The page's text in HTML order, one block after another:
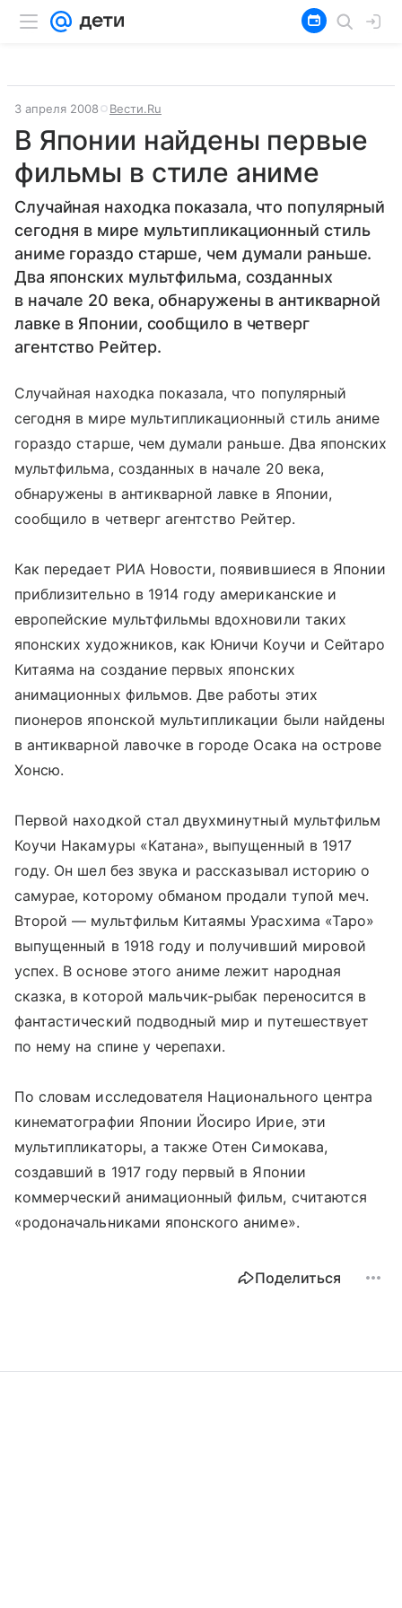
3 апреля 2008 Вести.Ru
В Японии найдены первые
фильмы в стиле аниме
Случайная находка показала, что популярный
сегодня в мире мультипликационный стиль
аниме гораздо старше, чем думали раньше.
Два японских мультфильма, созданных
в начале 20 века, обнаружены в антикварной
лавке в Японии, сообщило в четверг
агентство Рейтер.
Случайная находка показала, что популярный
сегодня в мире мультипликационный стиль аниме
гораздо старше, чем думали раньше. Два японских
мультфильма, созданных в начале 20 века,
обнаружены в антикварной лавке в Японии,
сообщило в четверг агентство Рейтер.
Как передает РИА Новости, появившиеся в Японии
приблизительно в 1914 году американские и
европейские мультфильмы вдохновили таких
японских художников, как Юничи Коучи и Сейтаро
Китаяма на создание первых японских
анимационных фильмов. Две работы этих
пионеров японской мультипликации были найдены
в антикварной лавочке в городе Осака на острове
Хонсю.
Первой находкой стал двухминутный мультфильм
Коучи Накамуры «Катана», выпущенный в 1917
году. Он шел без звука и рассказывал историю о
самурае, которому обманом продали тупой меч.
Второй — мультфильм Китаямы Урасхима «Таро»
выпущенный в 1918 году и получивший мировой
успех. В основе этого аниме лежит народная
сказка, в которой мальчик-рыбак переносится в
фантастический подводный мир и путешествует
по нему на спине у черепахи.
По словам исследователя Национального центра
кинематографии Японии Йосиро Ирие, эти
мультипликаторы, а также Отен Симокава,
создавший в 1917 году первый в Японии
коммерческий анимационный фильм, считаются
«родоначальниками японского аниме».
Поделиться